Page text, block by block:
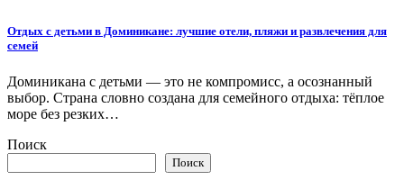
Отдых с детьми в Доминикане: лучшие отели, пляжи и развлечения для
семей
Доминикана с детьми — это не компромисс, а осознанный
выбор. Страна словно создана для семейного отдыха: тёплое
море без резких…
Поиск
Поиск